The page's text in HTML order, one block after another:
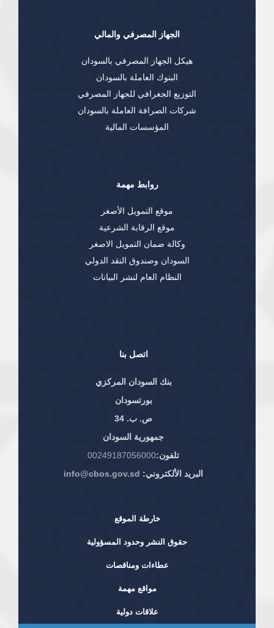
اتصل بنا
بنك السودان المركزي
بورتسودان
ص. ب. 34
جمهورية السودان
تلفون:00249187056000
البريد الألكتروني: info@cbos.gov.sd
الجهاز المصرفي والمالي
هيكل الجهاز المصرفي بالسودان
البنوك العاملة بالسودان
التوزيع الجغرافي للجهاز المصرفي
شركات الصرافة العاملة بالسودان
المؤسسات المالية
روابط مهمة
موقع التمويل الأصغر
موقع الرقابة الشرعية
وكالة ضمان التمويل الاصغر
السودان وصندوق النقد الدولي
النظام العام لنشر البيانات
خارطة الموقع
حقوق النشر وحدود المسؤولية
عطاءات ومناقصات
مواقع مهمة
علاقات دولية